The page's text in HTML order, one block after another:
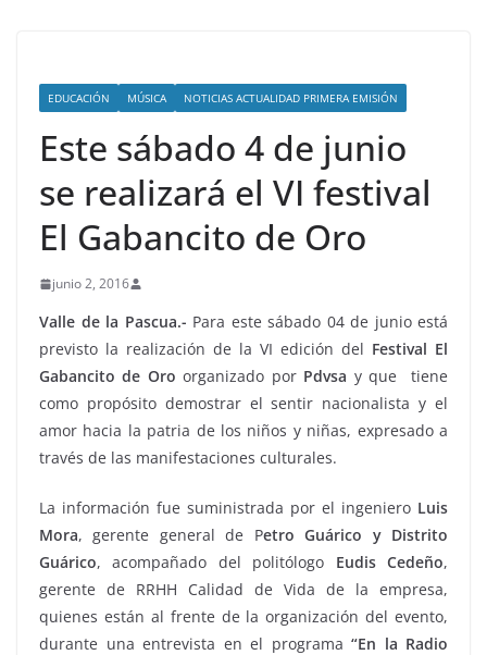
EDUCACIÓN MÚSICA NOTICIAS ACTUALIDAD PRIMERA EMISIÓN
Este sábado 4 de junio
se realizará el VI festival
El Gabancito de Oro
junio 2, 2016
Valle de la Pascua.- Para este sábado 04 de junio está
previsto la realización de la VI edición del Festival El
Gabancito de Oro organizado porPdvsa y que tiene
como propósito demostrar el sentir nacionalista y el
amor hacia la patria de los niños y niñas, expresado a
través de las manifestaciones culturales.
La información fue suministrada por el ingeniero Luis
Mora, gerente general de Petro Guárico y Distrito
Guárico, acompañado del politólogo Eudis Cedeño,
gerente de RRHH Calidad de Vida de la empresa,
quienes están al frente de la organización del evento,
durante una entrevista en el programa “En la Radio